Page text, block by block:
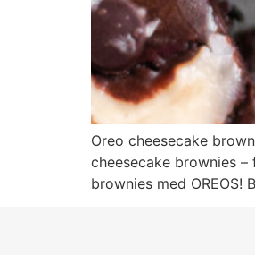
Oreo cheesecake
cheesecake brownies
brownies med